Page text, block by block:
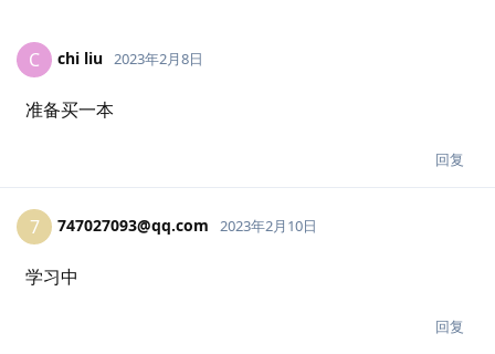
C chi liu 2023年2月8日
准备买一本
回复
7 747027093@qq.com 2023年2月10日
学习中
回复